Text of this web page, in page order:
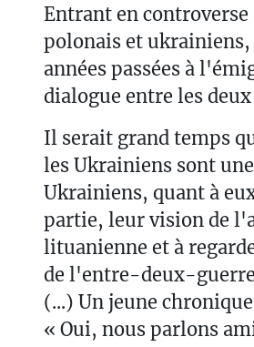
Entrant en
polonais et ukrainiens,
années passées à
dialogue entre les
Il serait grand temps
les Ukrainiens sont
Ukrainiens, quant à
partie, leur vision de
lituanienne et à
de l'entre-deux-
(...) Un jeune
« Oui, nous parlons